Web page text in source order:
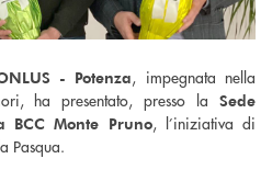
- Potenza, impegnata nella
ha presentato, presso la Sede
BCC Monte Pruno, l’iniziativa di
Pasqua.